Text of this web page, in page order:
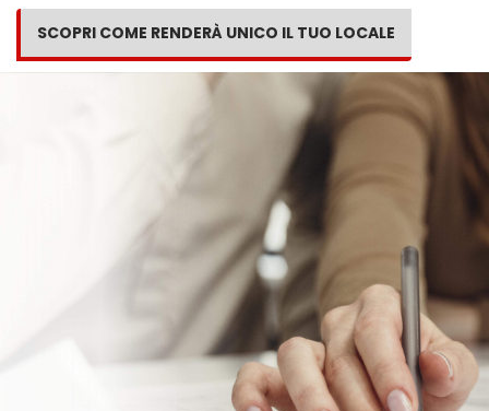
SCOPRI COME RENDERÀ UNICO IL TUO LOCALE